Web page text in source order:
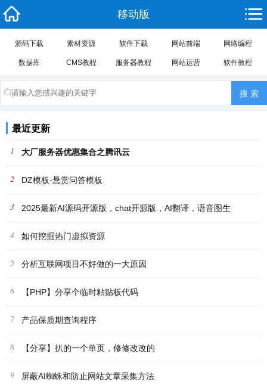
移动版
源码下载 素材资源 软件下载 网站前端 网络编程
数据库 CMS教程 服务器教程 网站运营 软件教程
最近更新
1 大厂服务器优惠集合之腾讯云
2 DZ模板-悬赏问答模板
3 2025最新AI源码开源版，chat开源版，AI翻译，语音图生
4 如何挖掘热门虚拟资源
5 分析互联网项目不好做的一大原因
6 【PHP】分享个临时粘贴板代码
7 产品保质期查询程序
8 【分享】扒的一个单页，修修改改的
9 屏蔽AI蜘蛛和防止网站文章采集方法